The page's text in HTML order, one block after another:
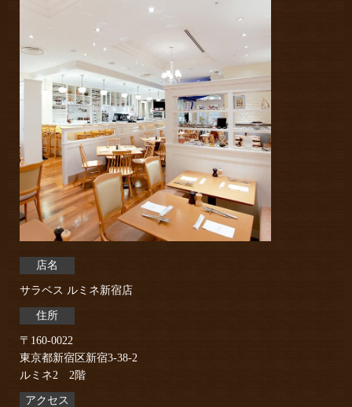
店名
サラベス ルミネ新宿店
住所
〒160-0022
東京都新宿区新宿3-38-2
ルミネ2 2階
アクセス